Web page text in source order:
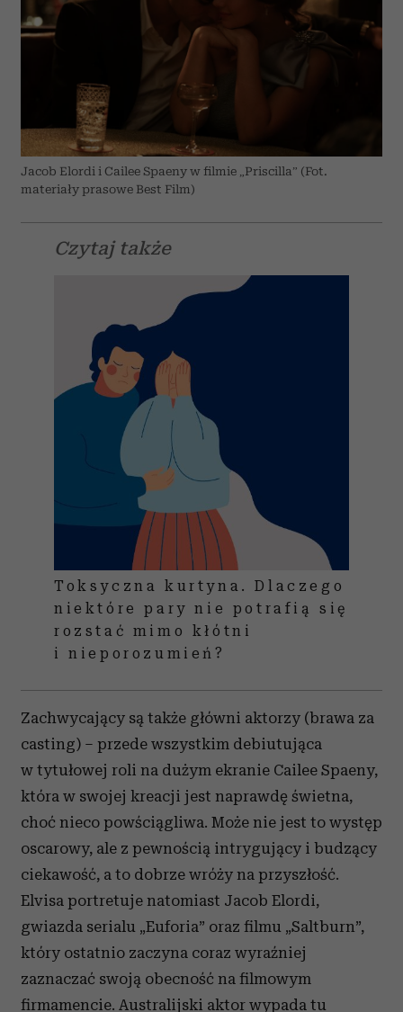
Jacob Elordi i Cailee Spaeny w filmie „Priscilla” (Fot.
materiały prasowe Best Film)
Czytaj także
Toksyczna kurtyna. Dlaczego
niektóre pary nie potrafią się
rozstać mimo kłótni
i nieporozumień?
Zachwycający są także główni aktorzy (brawa za
casting) – przede wszystkim debiutująca
w tytułowej roli na dużym ekranie Cailee Spaeny,
która w swojej kreacji jest naprawdę świetna,
choć nieco powściągliwa. Może nie jest to występ
oscarowy, ale z pewnością intrygujący i budzący
ciekawość, a to dobrze wróży na przyszłość.
Elvisa portretuje natomiast Jacob Elordi,
gwiazda serialu „Euforia” oraz filmu „Saltburn”,
który ostatnio zaczyna coraz wyraźniej
zaznaczać swoją obecność na filmowym
firmamencie. Australijski aktor wypada tu